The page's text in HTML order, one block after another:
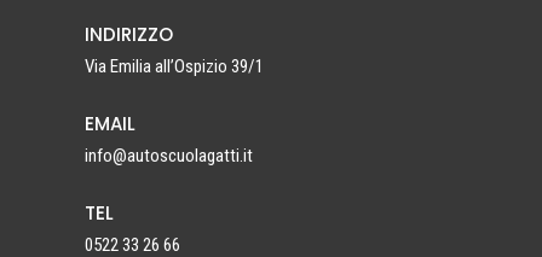
INDIRIZZO
Via Emilia all’Ospizio 39/1
EMAIL
info@autoscuolagatti.it
TEL
0522 33 26 66